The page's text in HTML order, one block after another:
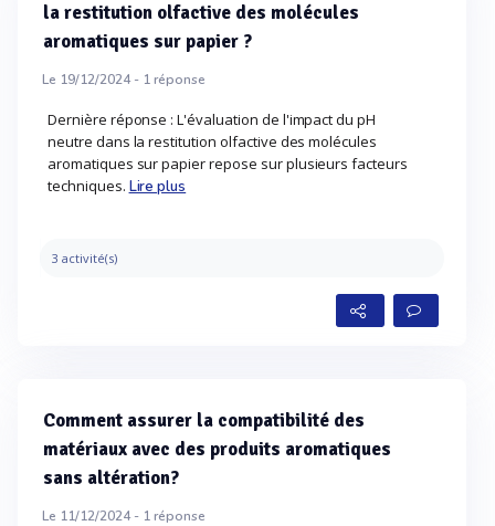
la restitution olfactive des molécules
aromatiques sur papier ?
Le 19/12/2024 - 1réponse
Dernière réponse : L'évaluation de l'impact du pH
neutre dans la restitution olfactive des molécules
aromatiques sur papier repose sur plusieurs facteurs
techniques. Lire plus
3 activité(s)
Comment assurer la compatibilité des
matériaux avec des produits aromatiques
sans altération?
Le 11/12/2024 - 1réponse